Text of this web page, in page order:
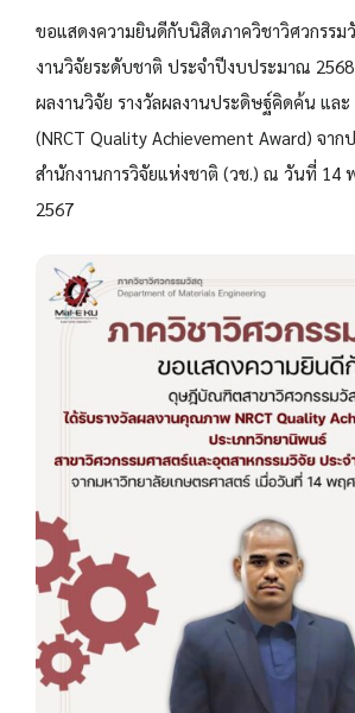
ขอแสดงความยินดีกับนิสิตภาควิชาวิศวกรรม
งานวิจัยระดับชาติ ประจำปีงบประมาณ 2568
ผลงานวิจัย รางวัลผลงานประดิษฐ์คิดค้น แล
(NRCT Quality Achievement Award) จาก
สำนักงานการวิจัยแห่งชาติ (วช.) ณ วันที่ 14
2567